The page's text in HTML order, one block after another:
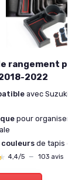
rangement
2022
avec Suzuki
pour organiser la
couleursde tapis
4,4/5 — 103 avis